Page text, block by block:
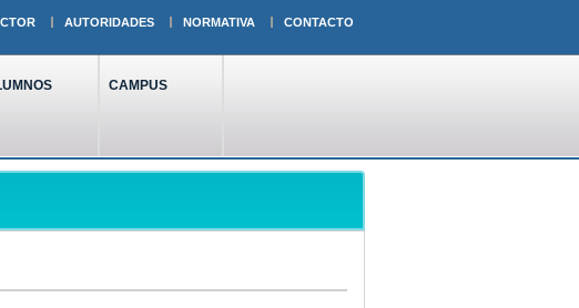
AUTORIDADES NORMATIVA CONTACTO
CAMPUS